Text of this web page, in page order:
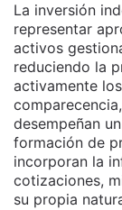
La inversión
representar
activos
reduciendo la
activamente
desempeñan
formación de
incorporan la
cotizaciones,
su propia